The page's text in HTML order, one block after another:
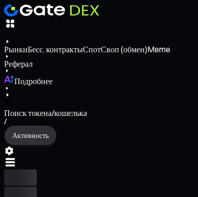
РынкиБесс. контрактыСпотСвоп (обмен)Meme
Реферал
Подробнее
Поиск токена/кошелька
/
Активность